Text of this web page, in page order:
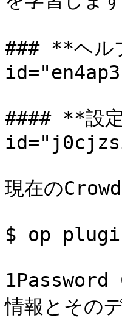
### **ヘル
#### **設
現在の
$ op
1Password
情報とその